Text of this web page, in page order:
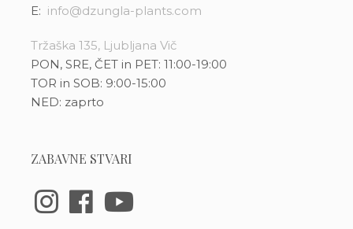
E: info@dzungla-plants.com
Tržaška 135, Ljubljana Vič
PON, SRE, ČET in PET: 11:00-19:00
TOR in SOB: 9:00-15:00
NED: zaprto
ZABAVNE STVARI